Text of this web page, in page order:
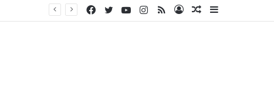
Kenar
Rastgele
Kayıt
RSS
Instagram
YouTube
Twitter
Facebook